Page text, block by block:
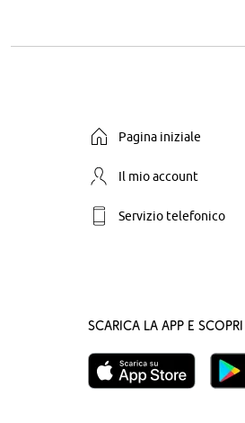
Pagina iniziale
Il mio account
Servizio telefonico
Scarica la App e